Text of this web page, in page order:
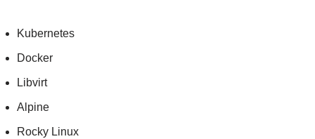
Kubernetes
Docker
Libvirt
Alpine
Rocky Linux